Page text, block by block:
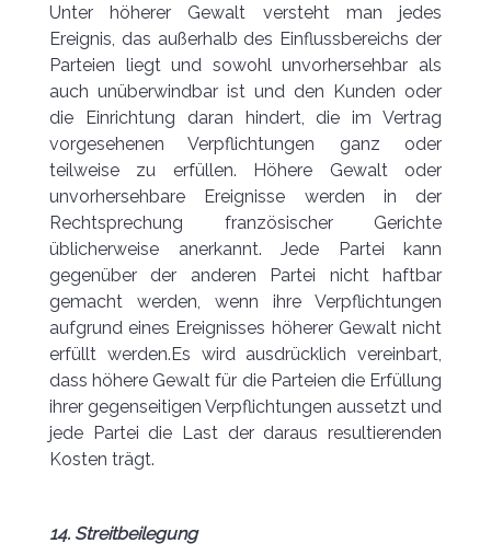
Unter höherer Gewalt versteht man jedes
Ereignis, das außerhalb des Einflussbereichs der
Parteien liegt und sowohl unvorhersehbar als
auch unüberwindbar ist und den Kunden oder
die Einrichtung daran hindert, die im Vertrag
vorgesehenen Verpflichtungen ganz oder
teilweise zu erfüllen. Höhere Gewalt oder
unvorhersehbare Ereignisse werden in der
Rechtsprechung französischer Gerichte
üblicherweise anerkannt. Jede Partei kann
gegenüber der anderen Partei nicht haftbar
gemacht werden, wenn ihre Verpflichtungen
aufgrund eines Ereignisses höherer Gewalt nicht
erfüllt werden.Es wird ausdrücklich vereinbart,
dass höhere Gewalt für die Parteien die Erfüllung
ihrer gegenseitigen Verpflichtungen aussetzt und
jede Partei die Last der daraus resultierenden
Kosten trägt.
14. Streitbeilegung